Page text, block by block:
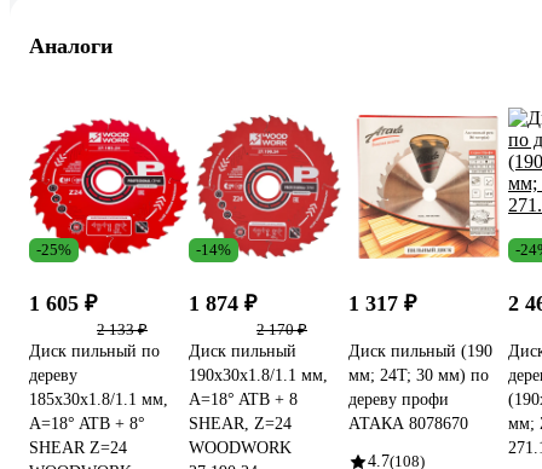
Аналоги
-25%
1 605 ₽
2 133 ₽
Диск пильный по
дереву
185x30x1.8/1.1 мм,
A=18° ATB + 8°
SHEAR Z=24
-14%
1 874 ₽
2 170 ₽
Диск пильный
190x30x1.8/1.1 мм,
A=18° ATB + 8
SHEAR, Z=24
WOODWORK
1 317 ₽
Диск пильный (190
мм; 24T; 30 мм) по
дереву профи
АТАКА 8078670
4.7(108)
-
2
мм;